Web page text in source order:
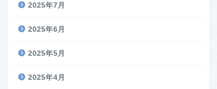
2025年7月
2025年6月
2025年5月
2025年4月